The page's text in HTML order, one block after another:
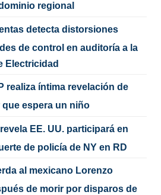
regional
detecta distorsiones
de control en auditoría a la
Electricidad
realiza íntima revelación de
espera un niño
EE. UU. participará en
de policía de NY en RD
al mexicano Lorenzo
de morir por disparos de